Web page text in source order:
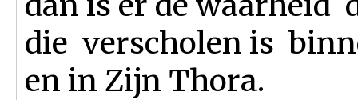
die verscholen is
en in Zijn Thora.